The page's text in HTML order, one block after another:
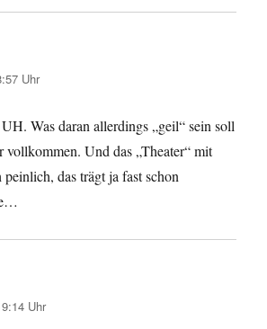
Uhr
Was daran allerdings „geil“ sein soll
vollkommen. Und das „Theater“ mit
das trägt ja fast schon
Uhr